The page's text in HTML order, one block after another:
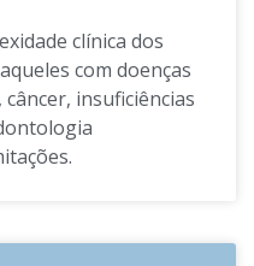
clínica dos
com doenças
insuficiências